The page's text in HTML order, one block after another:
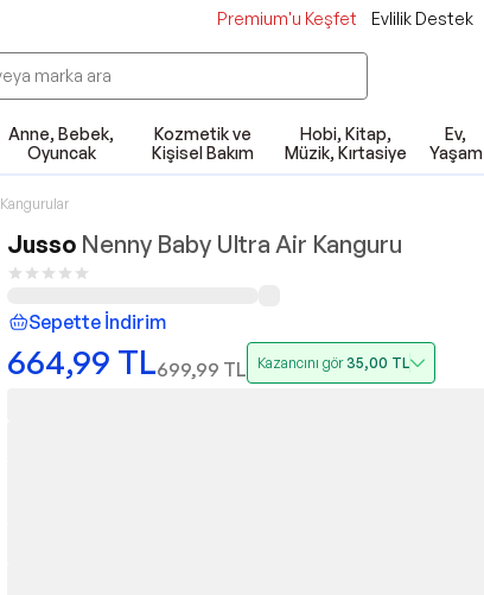
Premium'u Keşfet Evlilik Destek
Anne, Bebek,
Oyuncak
Kozmetik ve
Kişisel Bakım
Hobi, Kitap,
Müzik, Kırtasiye
Ev,
Yaşam
Kangurular
Jusso Nenny Baby Ultra Air Kanguru
Sepette İndirim
664,99 TL699,99 TL Kazancını gör35,00 TL